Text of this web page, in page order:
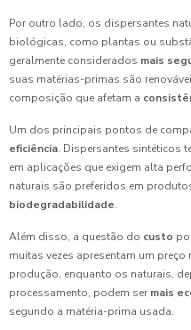
Por outro lado, os dispersantes
biológicas, como plantas ou
geralmente considerados mais
suas matérias-primas são
composição que afetam a
Um dos principais pontos de
eficiência. Dispersantes sintéticos
em aplicações que exigem alta
naturais são preferidos em
biodegradabilidade.
Além disso, a questão do custo
muitas vezes apresentam um
produção, enquanto os naturais,
processamento, podem ser mais
segundo a matéria-prima usada.